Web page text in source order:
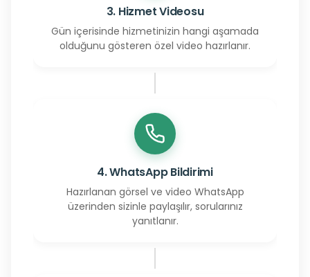
3. Hizmet Videosu
Gün içerisinde hizmetinizin hangi aşamada
olduğunu gösteren özel video hazırlanır.
4. WhatsApp Bildirimi
Hazırlanan görsel ve video WhatsApp
üzerinden sizinle paylaşılır, sorularınız
yanıtlanır.